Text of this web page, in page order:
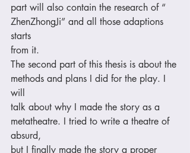
part will also contain the research of “
ZhenZhongJi” and all those adaptions
starts
from it.
The second part of this thesis is about the
methods and plans I did for the play. I
will
talk about why I made the story as a
metatheatre. I tried to write a theatre of
absurd,
but I finally made the story a proper